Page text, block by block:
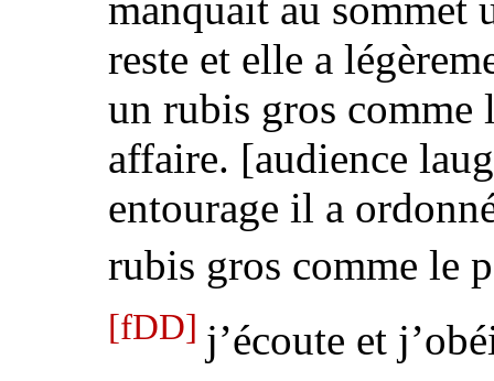
manquait au sommet
reste et elle a
un rubis gros
affaire. [audience
entourage il a
rubis gros comme le
[fDD] j’écoute et